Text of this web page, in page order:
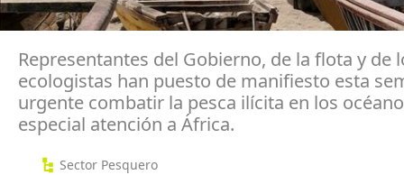
Representantes del Gobierno, de la flota y de
ecologistas han puesto de manifiesto esta
urgente combatir la pesca ilícita en los
especial atención a África.
Sector Pesquero